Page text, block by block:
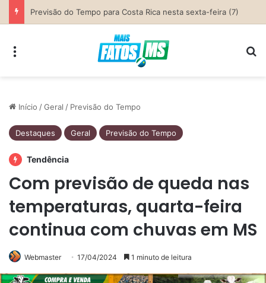
Previsão do Tempo para Costa Rica nesta sexta-feira (7)
Início /Geral / Previsão do Tempo
Destaques Geral Previsão do Tempo
Tendência
Com previsão de queda nas
temperaturas, quarta-feira
continua com chuvas em MS
Webmaster 17/04/2024 1 minuto de leitura